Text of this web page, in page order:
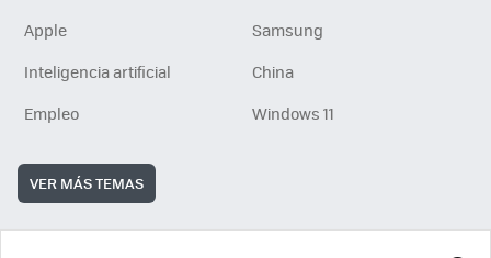
Apple
Samsung
Inteligencia artificial
China
Empleo
Windows 11
VER MÁS TEMAS